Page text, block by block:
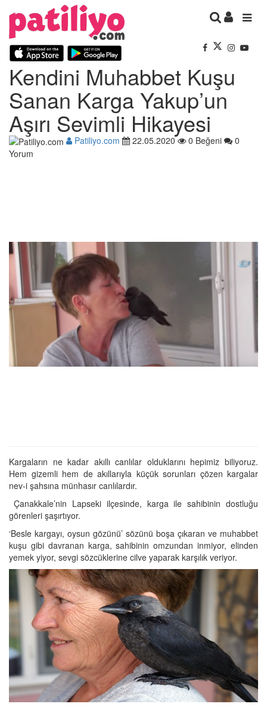
Kendini Muhabbet Kuşu
Sanan Karga Yakup’un
Aşırı Sevimli Hikayesi
Patiliyo.com 22.05.2020 0 Beğeni
0
Yorum
Kargaların ne kadar akıllı canlılar olduklarını hepimiz biliyoruz.
Hem gizemli hem de akıllarıyla küçük sorunları çözen kargalar
nev-i şahsına münhasır canlılardır.
Çanakkale’nin Lapseki ilçesinde, karga ile sahibinin dostluğu
görenleri şaşırtıyor.
‘Besle kargayı, oysun gözünü’ sözünü boşa çıkaran ve muhabbet
kuşu gibi davranan karga, sahibinin omzundan inmiyor, elinden
yemek yiyor, sevgi sözcüklerine cilve yaparak karşılık veriyor.